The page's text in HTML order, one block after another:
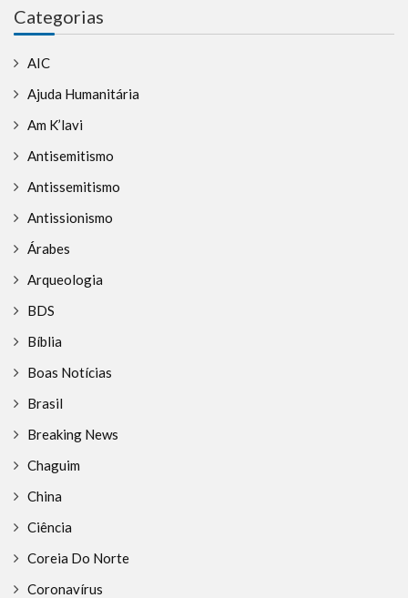
Categorias
AIC
Ajuda Humanitária
Am K’lavi
Antisemitismo
Antissemitismo
Antissionismo
Árabes
Arqueologia
BDS
Bíblia
Boas Notícias
Brasil
Breaking News
Chaguim
China
Ciência
Coreia Do Norte
Coronavírus